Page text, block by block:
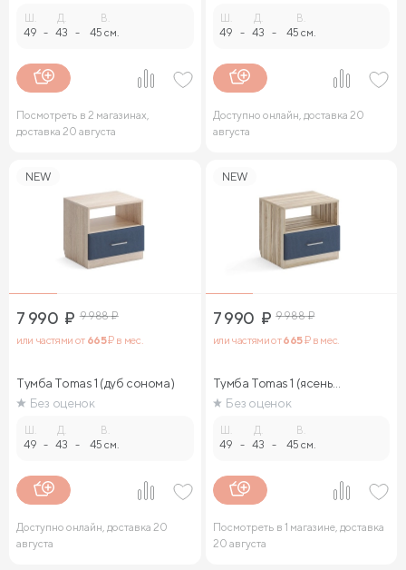
49 -
Д.
43 -
В.
45 см.
Посмотреть в 2 магазинах,
доставка 20 августа
49 -
Д.
43 -
В.
45 см.
Доступно онлайн, доставка 20
августа
NEW
7 990 ₽ 9 988₽
или частями от 665₽ в мес.
Тумба Tomas 1 (дуб сонома)
Без оценок
49 -
Д.
43 -
В.
45 см.
Доступно онлайн, доставка 20
августа
NEW
7 990 ₽ 9 988₽
или частями от665₽ в мес.
Тумба Tomas 1 (ясень
ориноко)
Без оценок
49 -
Д.
43 -
В.
45 см.
Посмотреть в 1 магазине, доставка
20 августа